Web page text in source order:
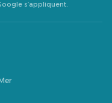
s’appliquent.